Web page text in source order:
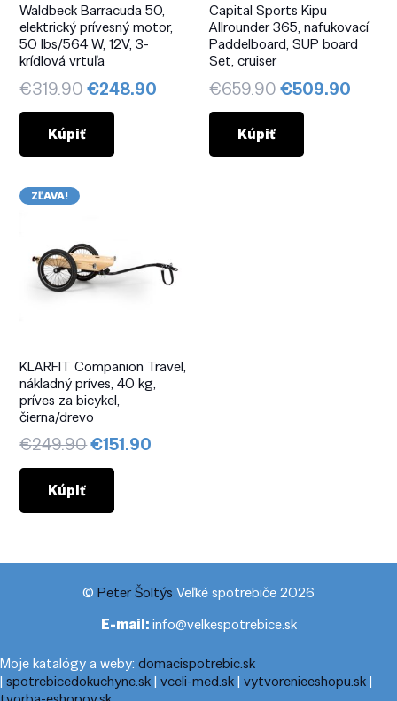
Waldbeck Barracuda 50,
elektrický prívesný motor,
50 lbs/564 W, 12V, 3-
krídlová vrtuľa
€319.90Pôvodná
cena
€319.90.
€248.90 Aktuálna
€248.90.
Kúpiť
Capital Sports Kipu
Allrounder 365, nafukovací
Paddelboard, SUP board
Set, cruiser
€659.90Pôvodná
cena
€659.90.
€509.90
Kúpiť
ZĽAVA!
KLARFIT Companion Travel,
nákladný príves, 40 kg,
príves za bicykel,
čierna/drevo
€249.90Pôvodná
cena
€249.90.
€151.90
Kúpiť
© Peter Šoltýs Veľké spotrebiče 2026
E-mail:info@velkespotrebice.sk
Moje katalógy a weby: domacispotrebic.sk
| spotrebicedokuchyne.sk| vceli-med.sk| vytvorenieeshopu.sk|